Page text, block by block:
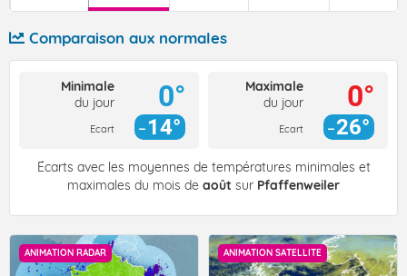
Comparaison aux normales
Minimale
du jour
Ecart
0°
14°
Maximale
du jour
Ecart
0°
26°
Écarts avec les moyennes de températures minimales et
maximales du mois de août sur Pfaffenweiler
ANIMATION RADAR ANIMATION SATELLITE